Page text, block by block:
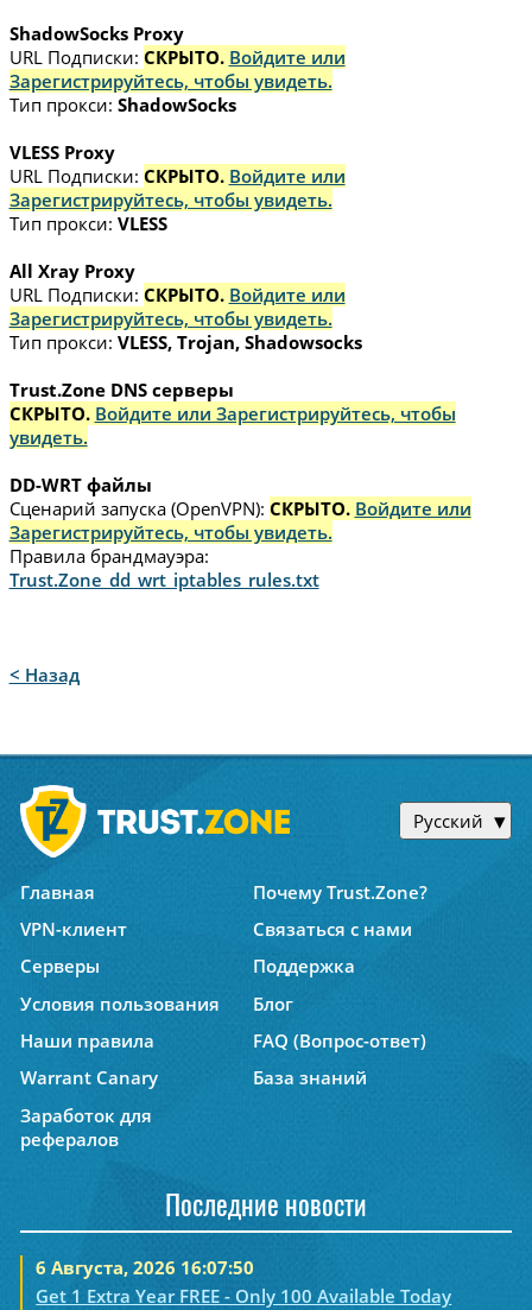
ShadowSocks Proxy
URL Подписки: СКРЫТО. Войдите или
Зарегистрируйтесь, чтобы увидеть.
Тип прокси: ShadowSocks
VLESS Proxy
URL Подписки: СКРЫТО. Войдите или
Зарегистрируйтесь, чтобы увидеть.
Тип прокси: VLESS
All Xray Proxy
URL Подписки: СКРЫТО. Войдите или
Зарегистрируйтесь, чтобы увидеть.
Тип прокси: VLESS, Trojan, Shadowsocks
Trust.Zone DNS серверы
СКРЫТО. Войдите или Зарегистрируйтесь, чтобы
увидеть.
DD-WRT файлы
Сценарий запуска (OpenVPN): СКРЫТО. Войдите или
Зарегистрируйтесь, чтобы увидеть.
Правила брандмауэра:
Trust.Zone_dd_wrt_iptables_rules.txt
< Назад
Русский
Главная
Почему Trust.Zone?
VPN-клиент
Связаться с нами
Серверы
Поддержка
Условия пользования
Блог
Наши правила
FAQ (Вопрос-ответ)
Warrant Canary
База знаний
Заработок для
рефералов
Последние новости
6 Августа, 2026 16:07:50
Get 1 Extra Year FREE - Only 100 Available Today